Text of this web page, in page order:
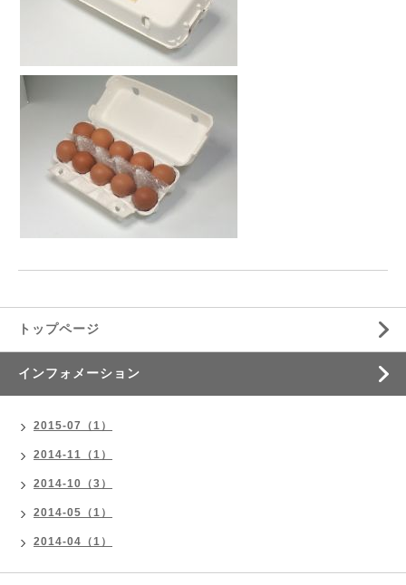
トップページ
インフォメーション
2015-07（1）
2014-11（1）
2014-10（3）
2014-05（1）
2014-04（1）